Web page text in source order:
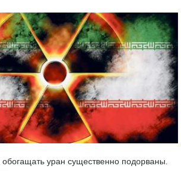
уран существенно подорваны.